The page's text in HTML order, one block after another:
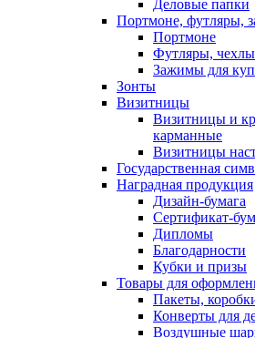
Деловые папки
Портмоне, футляры,
Портмоне
Футляры, чехлы
Зажимы для
Зонты
Визитницы
Визитницы и
карманные
Визитницы
Государственная
Наградная продукция
Дизайн-бумага
Сертификат-
Дипломы
Благодарности
Кубки и призы
Товары для
Пакеты,
Конверты для
Воздушные